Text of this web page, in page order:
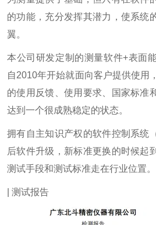
的功能，充分发挥其潜力，使系统
翼。
本公司研发定制的测量软件+表面
自2010年开始就面向客户提供使用
的使用反馈、使用要求、国家标准
达到一个很成熟稳定的状态。
拥有自主知识产权的软件控制系统
后软件升级，新标准更换的时候起
测试手段和测试标准走在行业位置。
| 测试报告